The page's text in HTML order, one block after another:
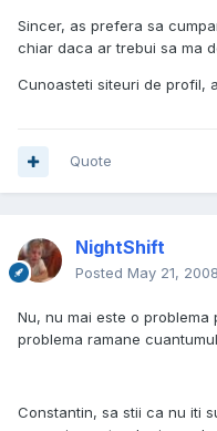
Sincer, as prefera sa
chiar daca ar trebui sa ma
Cunoasteti siteuri de profil,
Quote
NightShift
Posted May 21, 2008
Nu, nu mai este o problema
problema ramane
Constantin, sa stii ca nu iti